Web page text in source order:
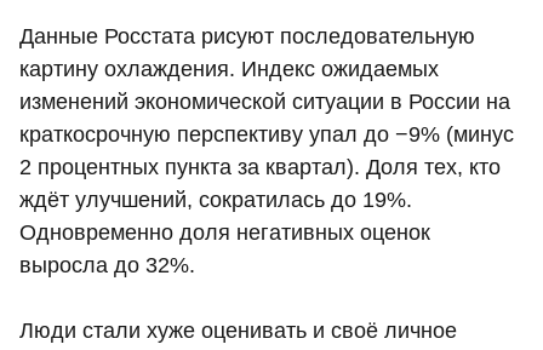
Данные Росстата рисуют последовательную
картину охлаждения. Индекс ожидаемых
изменений экономической ситуации в России на
краткосрочную перспективу упал до −9% (минус
2 процентных пункта за квартал). Доля тех, кто
ждёт улучшений, сократилась до 19%.
Одновременно доля негативных оценок
выросла до 32%.
Люди стали хуже оценивать и своё личное